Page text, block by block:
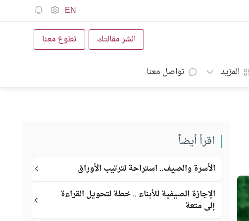
EN
انشر مقالتك تطوع معنا
المزيد تواصل معنا
اقرأ أيضاً
الأسرة والصيف.. استراحة لترتيب الأوراق
الإجازة الصيفية للأبناء .. خطة لتحويل القراءة
إلى متعة